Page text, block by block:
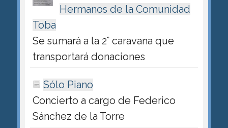
Hermanos de la Comunidad
Toba
Se sumará a la 2° caravana que
transportará donaciones
Sólo Piano
Concierto a cargo de Federico
Sánchez de la Torre